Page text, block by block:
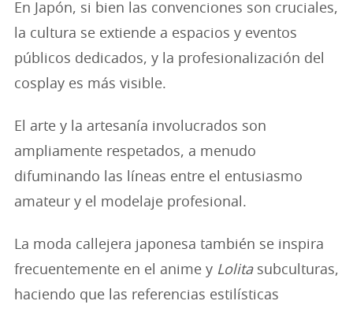
En Japón, si bien las convenciones son cruciales,
la cultura se extiende a espacios y eventos
públicos dedicados, y la profesionalización del
cosplay es más visible.
El arte y la artesanía involucrados son
ampliamente respetados, a menudo
difuminando las líneas entre el entusiasmo
amateur y el modelaje profesional.
La moda callejera japonesa también se inspira
frecuentemente en el anime y Lolitasubculturas,
haciendo que las referencias estilísticas